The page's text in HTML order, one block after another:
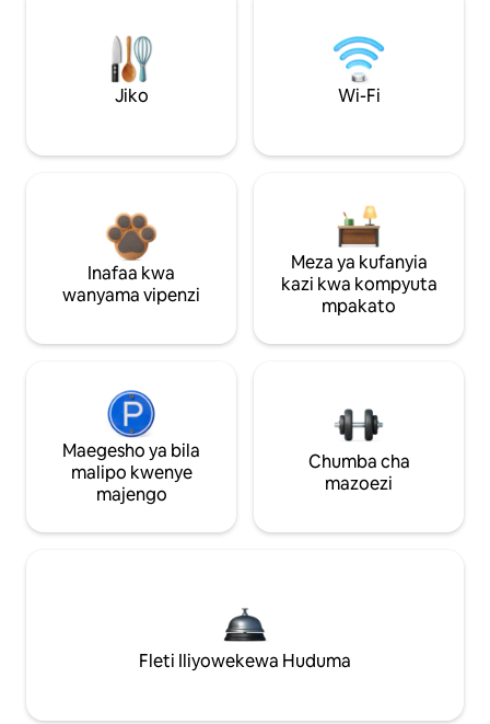
Jiko Wi-Fi
Inafaa kwa
wanyama vipenzi
Meza ya kufanyia
kazi kwa kompyuta
mpakato
Maegesho ya bila
malipo kwenye
majengo
Chumba cha
mazoezi
Fleti Iliyowekewa Huduma